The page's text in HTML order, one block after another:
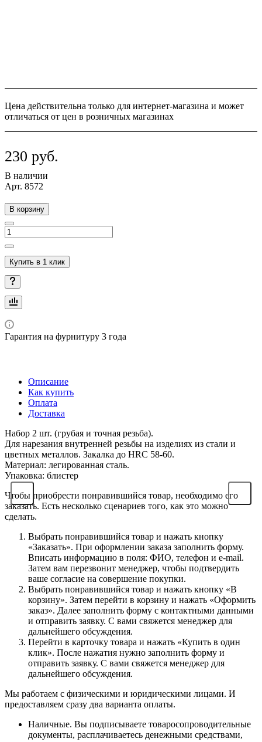
Цена действительна только для интернет-магазина и может
отличаться от цен в розничных магазинах
230 руб.
В наличии
Арт. 8572
В корзину
Купить в 1 клик
Гарантия на фурнитуру 3 года
Описание
Как купить
Оплата
Доставка
Набор 2 шт. (грубая и точная резьба).
Для нарезания внутренней резьбы на изделиях из стали и
цветных металлов. Закалка до HRC 58-60.
Материал: легированная сталь.
Упаковка: блистер
Чтобы приобрести понравившийся товар, необходимо его
заказать. Есть несколько сценариев того, как это можно
сделать.
Выбрать понравившийся товар и нажать кнопку
«Заказать». При оформлении заказа заполнить форму.
Вписать информацию в поля: ФИО, телефон и e-mail.
Затем вам перезвонит менеджер, чтобы подтвердить
ваше согласие на совершение покупки.
Выбрать понравившийся товар и нажать кнопку «В
корзину». Затем перейти в корзину и нажать «Оформить
заказ». Далее заполнить форму с контактными данными
и отправить заявку. С вами свяжется менеджер для
дальнейшего обсуждения.
Перейти в карточку товара и нажать «Купить в один
клик». После нажатия нужно заполнить форму и
отправить заявку. С вами свяжется менеджер для
дальнейшего обсуждения.
Мы работаем с физическими и юридическими лицами. И
предоставляем сразу два варианта оплаты.
Наличные. Вы подписываете товаросопроводительные
документы, расплачиваетесь денежными средствами,